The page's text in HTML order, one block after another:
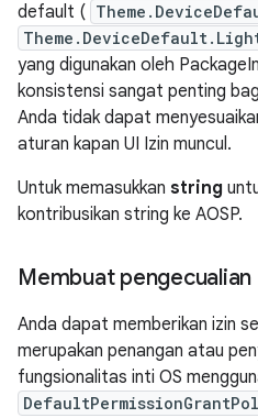
default (
yang digunakan oleh
konsistensi sangat penting
Anda tidak dapat
aturan kapan UI Izin muncul.
Untuk memasukkan string
kontribusikan string ke AOSP.
Membuat pengecualian
Anda dapat memberikan izin
merupakan penangan atau
fungsionalitas inti OS